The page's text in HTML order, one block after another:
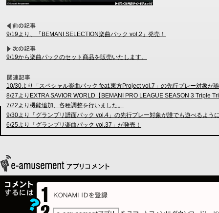
9/19より、「BEMANI SELECTION楽曲パック vol.2」発売！
9/19から楽曲パックのセット商品を販売いたします。
10/30より「スペシャル楽曲パック feat.東方Project vol.7」の先行プレー対象が
8/27よりEXTRA SAVIOR WORLD【BEMANI PRO LEAGUE SEASON 3 Triple
7/22より機能追加、各種調整を行いました。
9/30より「グランプリ譜面パック vol.4」の先行プレー対象が誰でも遊べるよう
6/25より「グランプリ楽曲パック vol.37」が発売！